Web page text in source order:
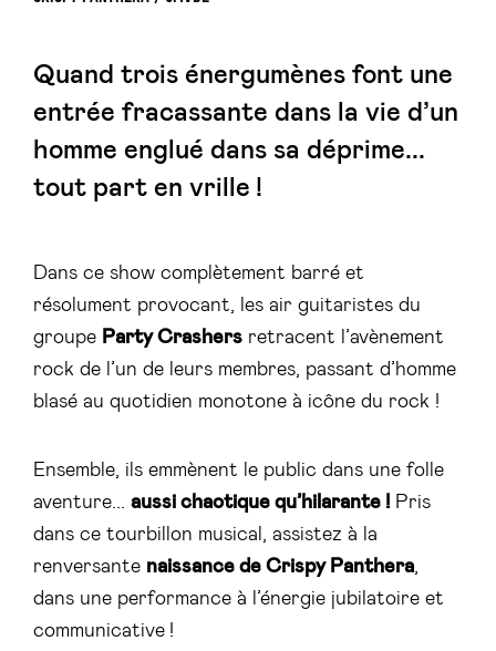
Quand trois énergumènes font une
entrée fracassante dans la vie d’un
homme englué dans sa déprime...
tout part en vrille !
Dans ce show complètement barré et
résolument provocant, les air guitaristes du
groupe Party Crashersretracent l’avènement
rock de l’un de leurs membres, passant d’homme
blasé au quotidien monotone à icône du rock !
Ensemble, ils emmènent le public dans une folle
aventure... aussi chaotique qu’hilarante !Pris
dans ce tourbillon musical, assistez à la
renversante naissance de Crispy Panthera,
dans une performance à l’énergie jubilatoire et
communicative !